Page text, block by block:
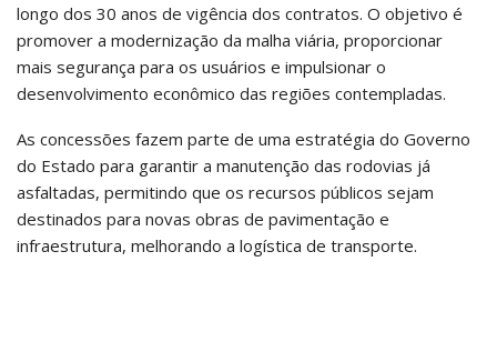
longo dos 30 anos de vigência dos contratos. O objetivo é
promover a modernização da malha viária, proporcionar
mais segurança para os usuários e impulsionar o
desenvolvimento econômico das regiões contempladas.
As concessões fazem parte de uma estratégia do Governo
do Estado para garantir a manutenção das rodovias já
asfaltadas, permitindo que os recursos públicos sejam
destinados para novas obras de pavimentação e
infraestrutura, melhorando a logística de transporte.